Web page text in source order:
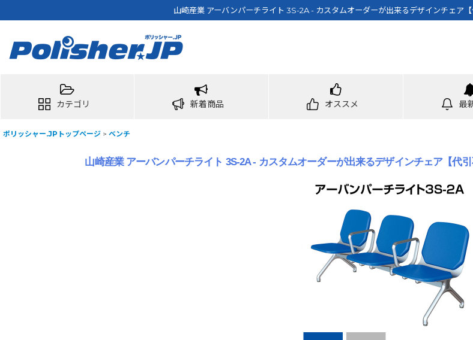
山崎産業 アーバンパーチライト 3S-2A - カスタムオーダーが出来るデザインチェア
カテゴリ 新着商品 オススメ 最
ポリッシャー.JPトップページ > ベンチ
山崎産業 アーバンパーチライト 3S-2A - カスタムオーダーが出来るデザインチェア【代引